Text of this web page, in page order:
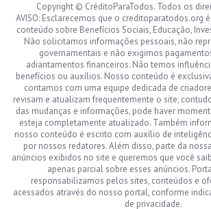
Copyright © CréditoParaTodos. Todos os
AVISO: Esclarecemos que o creditoparatodos.org
conteúdo sobre Benefícios Sociais, Educação,
Não solicitamos informações pessoais, não
governamentais e não exigimos
adiantamentos financeiros. Não temos
benefícios ou auxílios. Nosso conteúdo é
contamos com uma equipe dedicada de
revisam e atualizam frequentemente o site;
das mudanças e informações, pode haver
esteja completamente atualizado. Também
nosso conteúdo é escrito com auxílio de
por nossos redatores. Além disso, parte da
anúncios exibidos no site e queremos que você
apenas parcial sobre esses anúncios.
responsabilizamos pelos sites, conteúdos e
acessados através do nosso portal, conforme
de privacidade.